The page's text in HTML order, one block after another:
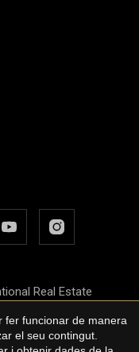
Real Estate
fer funcionar de manera
el seu contingut.